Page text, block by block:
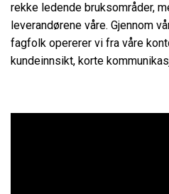
rekke ledende bruksområder,
leverandørene våre. Gjennom
fagfolk opererer vi fra våre
kundeinnsikt, korte